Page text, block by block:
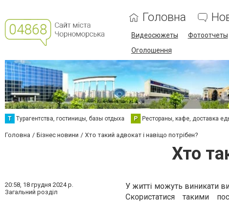
Головна
Видеосюжеты Фотоотчеты
Оголошення
Т Турагентства, гостиницы, базы отдыха Р Рестораны, кафе, доставка
Головна Бізнес новини Хто такий адвокат і навіщо потрібен?
Хто
20:58, 18 грудня 2024 р.
Загальний розділ
У житті можуть виникати
Скористатися такими